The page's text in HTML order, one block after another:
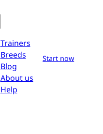
Trainers
Breeds
Blog
About us
Help
Start now